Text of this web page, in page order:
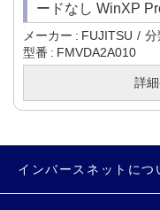
ードなし WinXP
メーカー FUJITSU 分
型番
FMVDA2A010
詳
インバースネットにつ